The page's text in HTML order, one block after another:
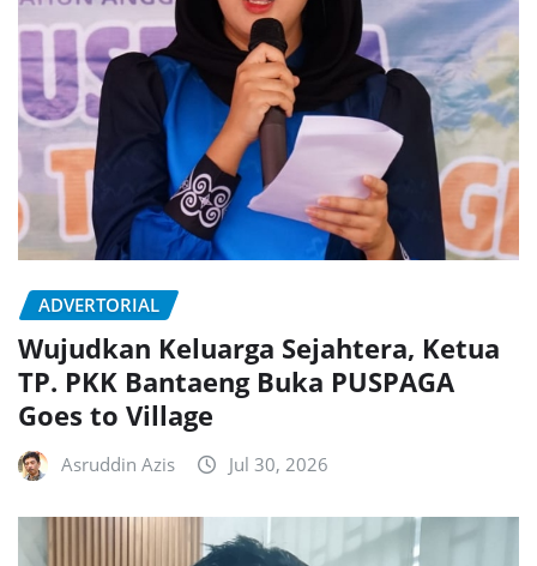
ADVERTORIAL
Wujudkan Keluarga Sejahtera, Ketua
TP. PKK Bantaeng Buka PUSPAGA
Goes to Village
Asruddin Azis Jul 30, 2026